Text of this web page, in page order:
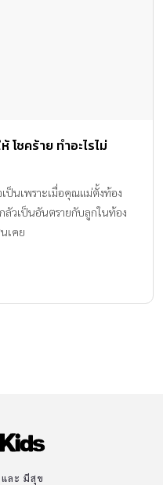
โชคร้าย ทำอะไรไม่
ป็นเพราะเมื่อคุณแม่ตั้งท้อง
ลัวเป็นอันตรายกับลูกในท้อง
เคย
ละ มีสุข